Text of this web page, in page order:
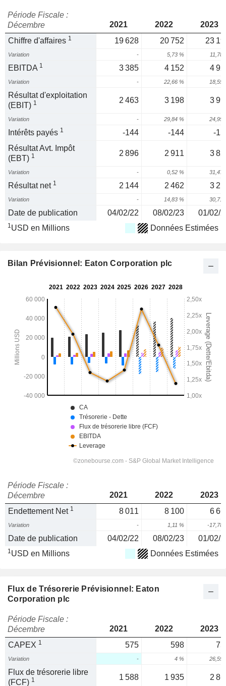
Période Fiscale :
Décembre
2021 2022
2023
Chiffre d'affaires 1 19 628 20 752 23
Variation - 5,73 % 11,78
EBITDA 1 3 385 4 152 4
Variation - 22,66 % 18,55
Résultat d'exploitation
(EBIT) 1 2 463 3 198 3
Variation - 29,84 % 24,95
Intérêts payés 1 -144 -144
-
Résultat Avt. Impôt
(EBT) 1 2 896 2 911 3
Variation - 0,52 % 31,47
Résultat net 1 2 144 2 462 3
Variation - 14,83 % 30,71
Date de publication 04/02/22 08/02/23 01/02/
1USD en Millions Données Estimées
Bilan Prévisionnel: Eaton Corporation plc
Période Fiscale :
Décembre
2021 2022
2023
Endettement Net 1 8 011 8 100 6
Variation - 1,11 % -17,78
Date de publication 04/02/22 08/02/23 01/02/
1USD en Millions Données Estimées
Flux de Trésorerie Prévisionnel: Eaton
Corporation plc
Période Fiscale :
Décembre
2021 2022
2023
CAPEX 1 575 598
Variation - 4 % 26,59
Flux de trésorerie libre
(FCF) 1 1 588 1 935 2